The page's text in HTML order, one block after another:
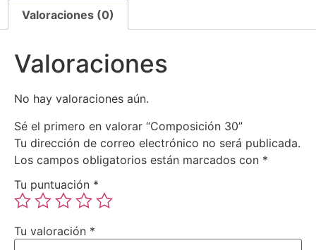
Valoraciones (0)
Valoraciones
No hay valoraciones aún.
Sé el primero en valorar “Composición 30”
Tu dirección de correo electrónico no será publicada.
Los campos obligatorios están marcados con *
Tu puntuación *
Tu valoración *